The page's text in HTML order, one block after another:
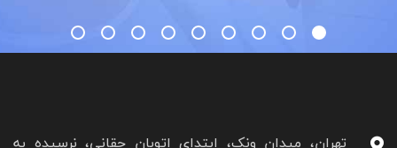
تهران، میدان ونک، ابتدای اتوبان حقانی، نرسیده به